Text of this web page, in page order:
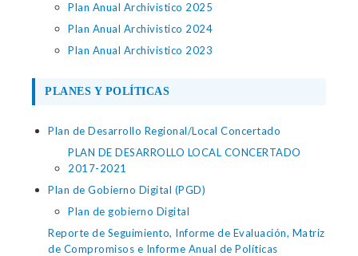
Plan Anual Archivistico 2025
Plan Anual Archivistico 2024
Plan Anual Archivistico 2023
PLANES Y POLÍTICAS
Plan de Desarrollo Regional/Local Concertado
PLAN DE DESARROLLO LOCAL CONCERTADO
2017-2021
Plan de Gobierno Digital (PGD)
Plan de gobierno Digital
Reporte de Seguimiento, Informe de Evaluación, Matriz
de Compromisos e Informe Anual de Políticas